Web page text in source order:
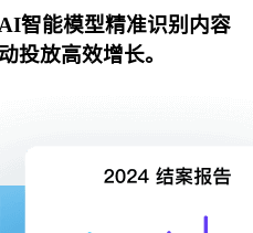
智能模型精准识别内容
投放高效增长。